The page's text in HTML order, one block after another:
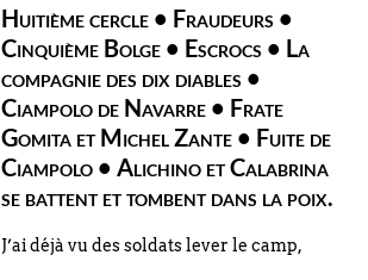
Huitième cercle • Fraudeurs •
Cinquième Bolge • Escrocs • La
compagnie des dix diables •
Ciampolo de Navarre • Frate
Gomita et Michel Zante • Fuite de
Ciampolo • Alichino et Calabrina
se battent et tombent dans la poix.
J’ai déjà vu des soldats lever le camp,